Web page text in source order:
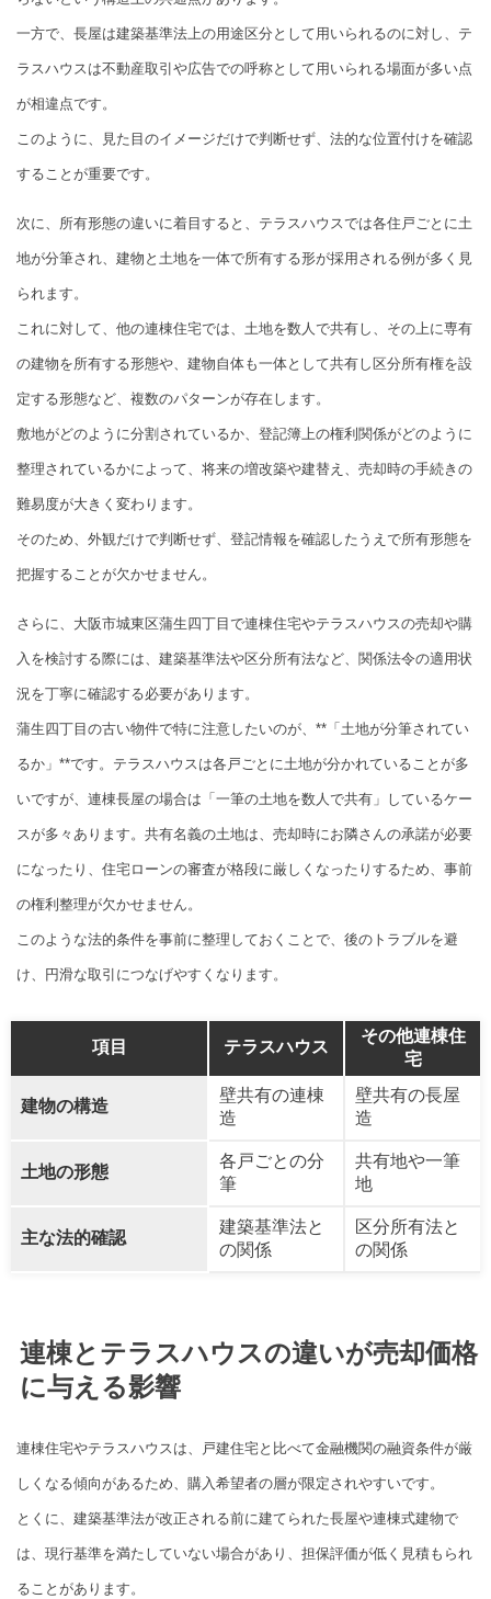
一方で、長屋は建築基準法上の用途区分として用いられるのに対し、テ
ラスハウスは不動産取引や広告での呼称として用いられる場面が多い点
が相違点です。
このように、見た目のイメージだけで判断せず、法的な位置付けを確認
することが重要です。
次に、所有形態の違いに着目すると、テラスハウスでは各住戸ごとに土
地が分筆され、建物と土地を一体で所有する形が採用される例が多く見
られます。
これに対して、他の連棟住宅では、土地を数人で共有し、その上に専有
の建物を所有する形態や、建物自体も一体として共有し区分所有権を設
定する形態など、複数のパターンが存在します。
敷地がどのように分割されているか、登記簿上の権利関係がどのように
整理されているかによって、将来の増改築や建替え、売却時の手続きの
難易度が大きく変わります。
そのため、外観だけで判断せず、登記情報を確認したうえで所有形態を
把握することが欠かせません。
さらに、大阪市城東区蒲生四丁目で連棟住宅やテラスハウスの売却や購
入を検討する際には、建築基準法や区分所有法など、関係法令の適用状
況を丁寧に確認する必要があります。
蒲生四丁目の古い物件で特に注意したいのが、**「土地が分筆されてい
るか」**です。テラスハウスは各戸ごとに土地が分かれていることが多
いですが、連棟長屋の場合は「一筆の土地を数人で共有」しているケー
スが多々あります。共有名義の土地は、売却時にお隣さんの承諾が必要
になったり、住宅ローンの審査が格段に厳しくなったりするため、事前
の権利整理が欠かせません。
このような法的条件を事前に整理しておくことで、後のトラブルを避
け、円滑な取引につなげやすくなります。
項目 テラスハウス
その他連棟住
宅
建物の構造
壁共有の連棟
造
壁共有の長屋
造
土地の形態
各戸ごとの分
筆
共有地や一筆
地
主な法的確認
建築基準法と
の関係
区分所有法と
の関係
連棟とテラスハウスの違いが売却価格
に与える影響
連棟住宅やテラスハウスは、戸建住宅と比べて金融機関の融資条件が厳
しくなる傾向があるため、購入希望者の層が限定されやすいです。
とくに、建築基準法が改正される前に建てられた長屋や連棟式建物で
は、現行基準を満たしていない場合があり、担保評価が低く見積もられ
ることがあります。